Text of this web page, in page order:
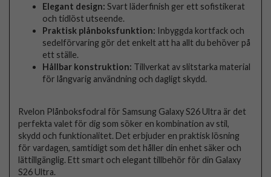
Elegant design: Svart läderfinish ger ett sofistikerat
och tidlöst utseende.
Praktisk plånboksfunktion: Inbyggda kortfack och
sedelförvaring gör det enkelt att ha allt du behöver på
ett ställe.
Hållbar konstruktion: Tillverkat av slitstarka material
för långvarig användning och dagligt skydd.
Rvelon Plånboksfodral för Samsung Galaxy S26 Ultra är det
perfekta valet för dig som söker en kombination av stil,
skydd och funktionalitet. Det erbjuder en praktisk lösning
för vardagen, samtidigt som det håller din enhet säker och
lättillgänglig. Ett smart och elegant tillbehör för din Galaxy
S26 Ultra.